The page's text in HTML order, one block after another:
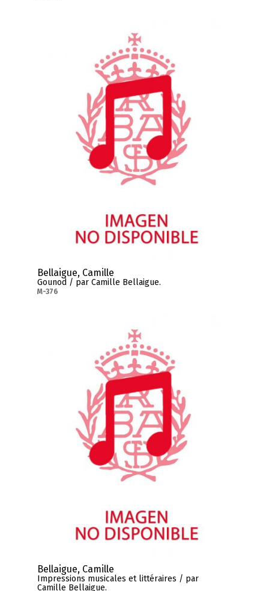
Bellaigue, Camille
Gounod / par Camille Bellaigue.
M-376
Bellaigue, Camille
Impressions musicales et littéraires / par
Camille Bellaigue.